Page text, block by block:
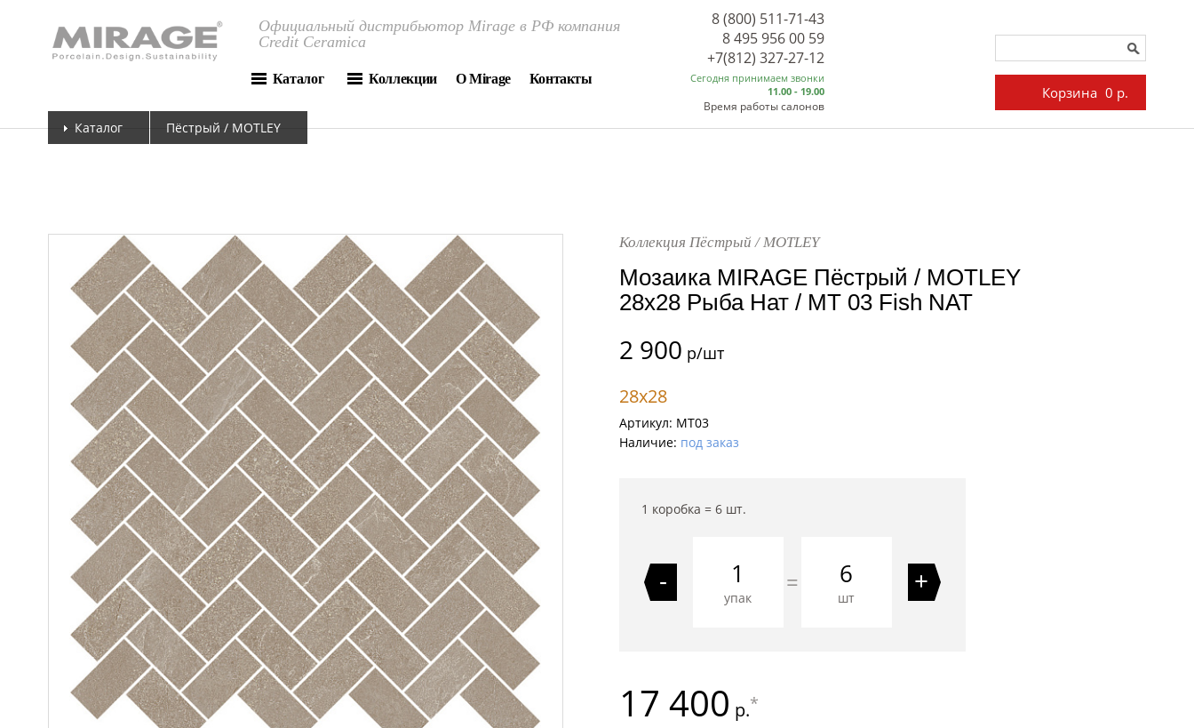
Официальный дистрибьютор Mirage в РФ компания
Credit Ceramica
Каталог Коллекции О Mirage Контакты
8 (800) 511-71-43
8 495 956 00 59
Сегодня принимаем звонки
11.00 - 19.00
Время работы салонов
+7(812) 327-27-12
Корзина 0 р.
Каталог Пёстрый / MOTLEY
Коллекция Пёстрый / MOTLEY
Мозаика MIRAGE Пёстрый / MOTLEY
28x28 Рыба Нат / MT 03 Fish NAT
2 900 р/шт
28x28
Артикул: MT03
Наличие: под заказ
1 коробка = 6шт.
-
упак
= 6
шт
+
17 400 р.*